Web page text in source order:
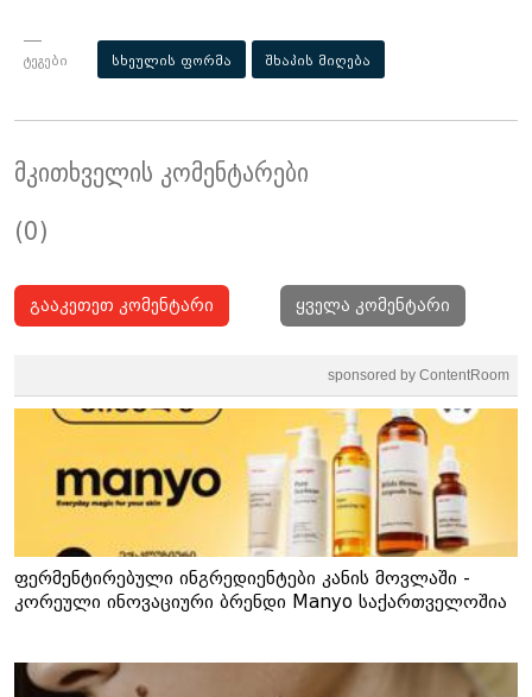
ტეგები სხეულის ფორმა შხაპის მიღება
მკითხველის კომენტარები
(0)
გააკეთეთ კომენტარი ყველა კომენტარი
sponsored by ContentRoom
ფერმენტირებული ინგრედიენტები კანის მოვლაში -
კორეული ინოვაციური ბრენდი Manyo საქართველოშია